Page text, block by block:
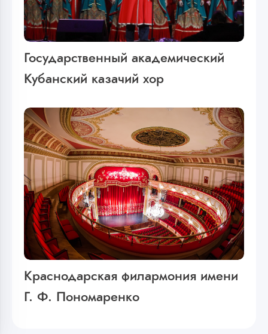
Государственный академический
Кубанский казачий хор
Краснодарская филармония имени
Г. Ф. Пономаренко